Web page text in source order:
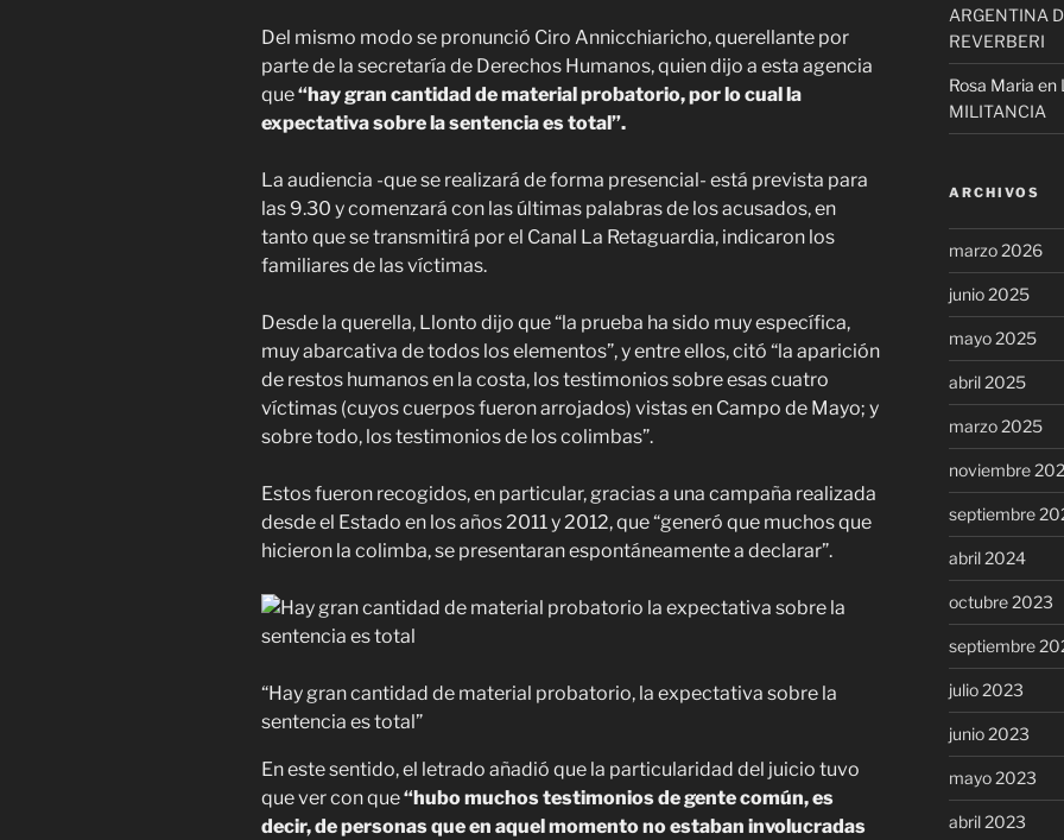
Del mismo modo se pronunció Ciro Annicchiaricho, querellante por
parte de la secretaría de Derechos Humanos, quien dijo a esta agencia
que“hay gran cantidad de material probatorio, por lo cual la
expectativa sobre la sentencia es total”.
La audiencia -que se realizará de forma presencial- está prevista para
las 9.30 y comenzará con las últimas palabras de los acusados, en
tanto que se transmitirá por el Canal La Retaguardia, indicaron los
familiares de las víctimas.
Desde la querella, Llonto dijo que “la prueba ha sido muy específica,
muy abarcativa de todos los elementos”, y entre ellos, citó “la aparición
de restos humanos en la costa, los testimonios sobre esas cuatro
víctimas (cuyos cuerpos fueron arrojados) vistas en Campo de Mayo; y
sobre todo, los testimonios de los colimbas”.
Estos fueron recogidos, en particular, gracias a una campaña realizada
desde el Estado en los años 2011 y 2012, que “generó que muchos que
hicieron la colimba, se presentaran espontáneamente a declarar”.
“Hay gran cantidad de material probatorio, la expectativa sobre la
sentencia es total”
En este sentido, el letrado añadió que la particularidad del juicio tuvo
que ver con que“hubo muchos testimonios de gente común, es
decir, de personas que en aquel momento no estaban involucradas
ARGENTINA
REVERBERI
Rosa Maria en
MILITANCIA
ARCHIVOS
marzo 2026
junio 2025
mayo 2025
abril 2025
marzo 2025
noviembre
septiembre
abril 2024
octubre 2023
septiembre
julio 2023
junio 2023
mayo 2023
abril 2023